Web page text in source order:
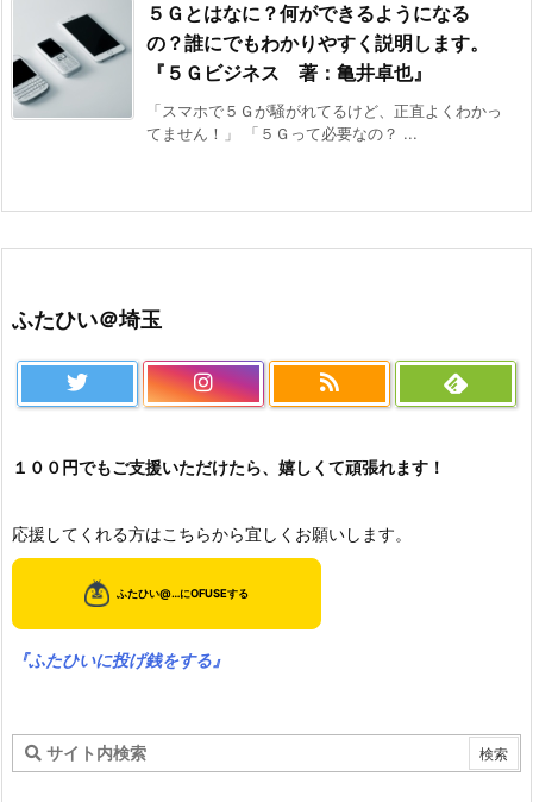
５Ｇとはなに？何ができるようになる
の？誰にでもわかりやすく説明します。
『５Ｇビジネス 著：亀井卓也』
「スマホで５Ｇが騒がれてるけど、正直よくわかっ
てません！」 「５Ｇって必要なの？ ...
ふたひい＠埼玉
１００円でもご支援いただけたら、嬉しくて頑張れます！
応援してくれる方はこちらから宜しくお願いします。
『ふたひいに投げ銭をする』